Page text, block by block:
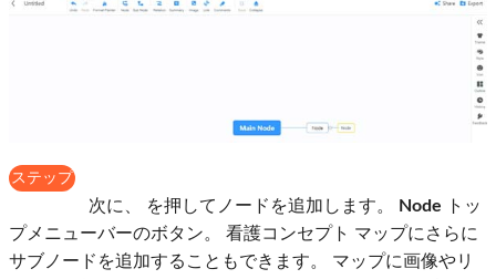
ステップ
次に、 を押してノードを追加します。 Node トッ
プメニューバーのボタン。 看護コンセプト マップにさらに
サブノードを追加することもできます。 マップに画像やリ